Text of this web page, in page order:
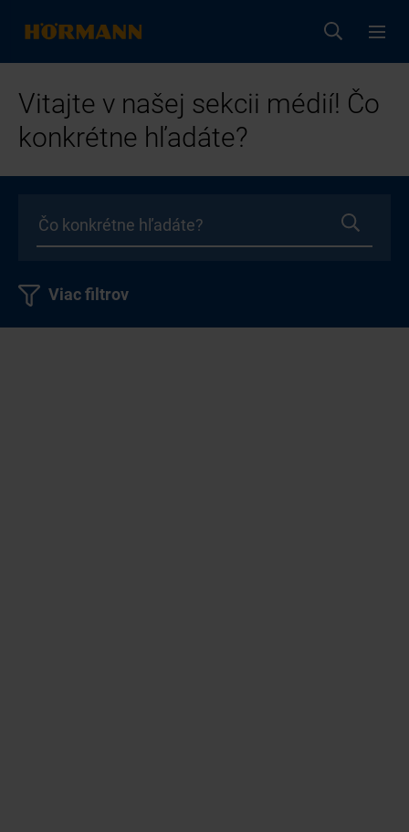
Vitajte v našej sekcii médií! Čo
konkrétne hľadáte?
Viac filtrov